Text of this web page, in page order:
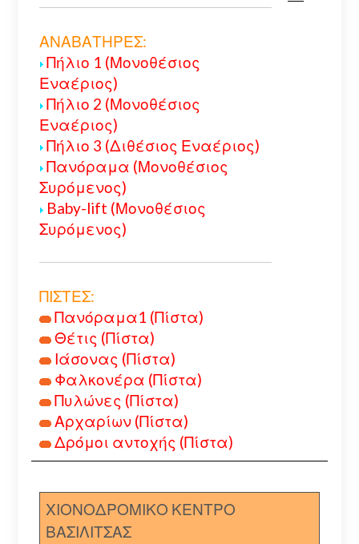
ΑΝΑΒΑΤΗΡΕΣ:
Πήλιο 1 (Μονοθέσιος
Εναέριος)
Πήλιο 2 (Μονοθέσιος
Εναέριος)
Πήλιο 3 (Διθέσιος Εναέριος)
Πανόραμα (Μονοθέσιος
Συρόμενος)
Baby-lift (Μονοθέσιος
Συρόμενος)
ΠΙΣΤΕΣ:
Πανόραμα1 (Πίστα)
Θέτις (Πίστα)
Ιάσονας (Πίστα)
Φαλκονέρα (Πίστα)
Πυλώνες (Πίστα)
Αρχαρίων (Πίστα)
Δρόμοι αντοχής (Πίστα)
ΧΙΟΝΟΔΡΟΜΙΚΟ ΚΕΝΤΡΟ
ΒΑΣΙΛΙΤΣΑΣ